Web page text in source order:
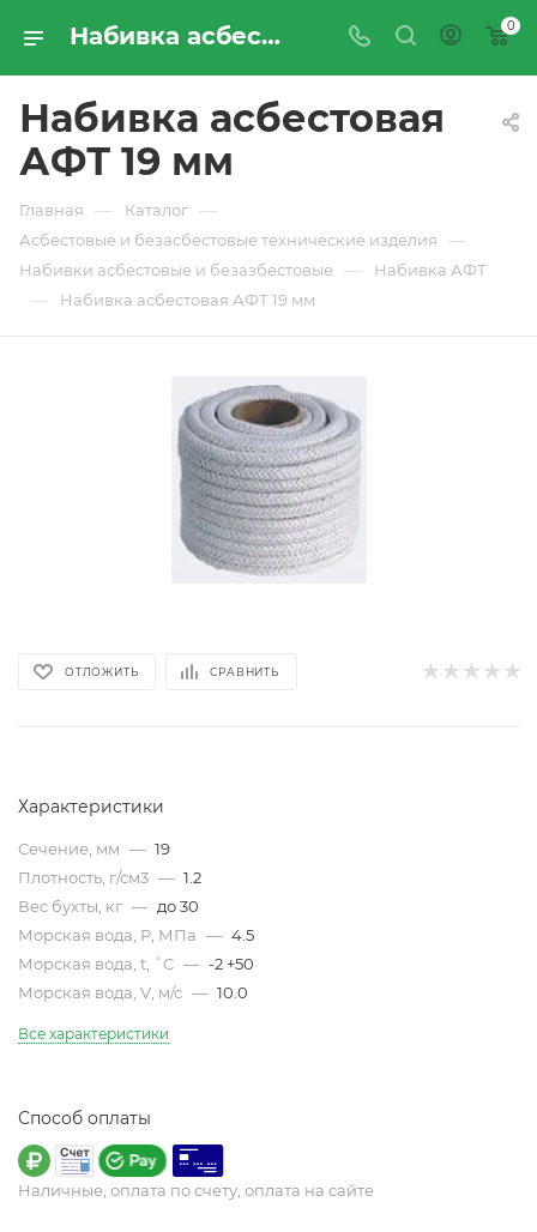
Набивка асбестовая АФТ 19 мм - купить по цене производителя с доставкой по Москве и России | ПРОМРЕСУРССЕРВИС 0
Набивка асбестовая
АФТ 19 мм
Главная — Каталог —
Асбестовые и безасбестовые технические изделия —
Набивки асбестовые и безазбестовые — Набивка АФТ
— Набивка асбестовая АФТ 19 мм
ОТЛОЖИТЬ СРАВНИТЬ
Характеристики
Сечение, мм — 19
Плотность, г/см3 — 1.2
Вес бухты, кг — до 30
Морская вода, Р, МПа — 4.5
Морская вода, t, ˚C — -2 +50
Морская вода, V, м/с — 10.0
Все характеристики
Способ оплаты
Наличные, оплата по счету, оплата на сайте